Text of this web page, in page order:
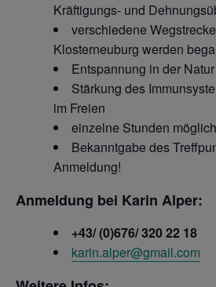
Kräftigungs- und
verschiedene
Klosterneuburg werden
Entspannung in der Natur
Stärkung des
im Freien
einzelne Stunden
Bekanntgabe des
Anmeldung!
Anmeldung bei Karin Alper:
+43/ (0)676/ 320 22 18
karin.alper@gmail.com